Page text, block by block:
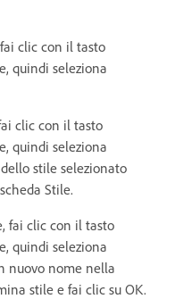
clic con il tasto
quindi seleziona
clic con il tasto
quindi seleziona
stile selezionato
Stile.
fai clic con il tasto
quindi seleziona
nuovo nome nella
stile e fai clic su OK.